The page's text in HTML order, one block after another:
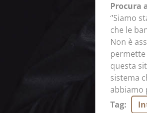
Procura
“Siamo
che le
Non è
permette
questa
sistema
abbiamo
Tag: